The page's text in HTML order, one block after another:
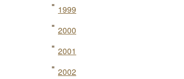
1999
2000
2001
2002